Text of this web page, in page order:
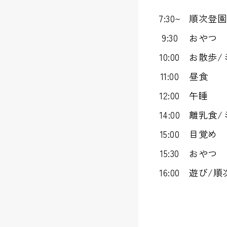
7:30~
順次登園
9:30
おやつ
10:00
お散歩/
11:00
昼食
12:00
午睡
14:00
離乳食/
15:00
目覚め
15:30
おやつ
16:00
遊び/順